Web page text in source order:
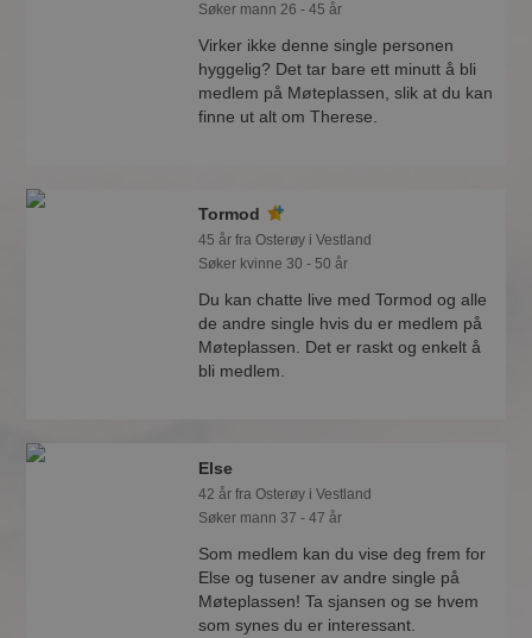
Søker mann 26 - 45 år
Virker ikke denne single personen
hyggelig? Det tar bare ett minutt å bli
medlem på Møteplassen, slik at du kan
finne ut alt om Therese.
Tormod
45 år fra Osterøy i Vestland
Søker kvinne 30 - 50 år
Du kan chatte live med Tormod og alle
de andre single hvis du er medlem på
Møteplassen. Det er raskt og enkelt å
bli medlem.
Else
42 år fra Osterøy i Vestland
Søker mann 37 - 47 år
Som medlem kan du vise deg frem for
Else og tusener av andre single på
Møteplassen! Ta sjansen og se hvem
som synes du er interessant.